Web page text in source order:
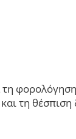
τη θέσπιση